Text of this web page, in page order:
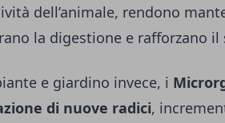
dell’animale, rendono
la digestione e rafforzano
e giardino invece, i
di nuove radici,